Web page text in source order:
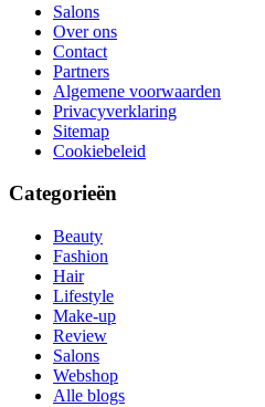
Salons
Over ons
Contact
Partners
Algemene voorwaarden
Privacyverklaring
Sitemap
Cookiebeleid
Categorieën
Beauty
Fashion
Hair
Lifestyle
Make-up
Review
Salons
Webshop
Alle blogs